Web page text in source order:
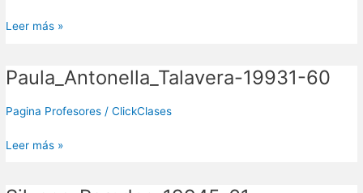
Leer más »
Paula_Antonella_Talavera-19931-60
Pagina Profesores /ClickClases
Paula_Antonella_Talavera-
60
Leer más »